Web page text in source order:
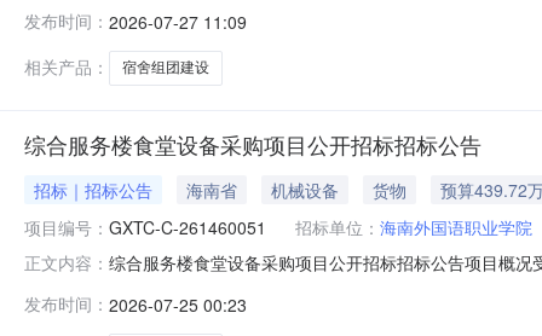
信息服务类中选人名称：海南建设工程股份有限公司服
至代管项目工程竣工财务决
发布时间： 2026-07-27 11:09
相关产品：
宿舍组团建设
综合服务楼食堂设备采购项目公开招标招标公告
招标｜招标公告 海南省 机械设备 货物
预算439.72
项目编号： GXTC-C-261460051 招标单位： 海南外国语职业学院
正文内容： 综合服务楼食堂设备采购项目公开招标招标公告项目概
按项目获取采购文件，并于2026年08月14日09时30分
发布时间： 2026-07-25 00:23